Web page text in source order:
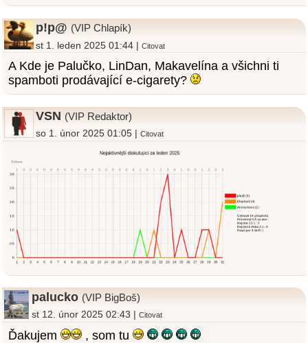
p!p@ (VIP Chlapík)
st 1. leden 2025 01:44 |Citovat
A Kde je Palučko, LinDan, Makavelína a všichni ti
spamboti prodávající e-cigarety?
VSN (VIP Redaktor)
so 1. únor 2025 01:05 |Citovat
palucko (VIP BigBoš)
st 12. únor 2025 02:43 | Citovat
Ďakujem , som tu